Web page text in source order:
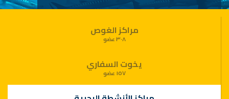
مراكز الغوص
٣٠٨ عضو
يخوت السفاري
١٥٧ عضو